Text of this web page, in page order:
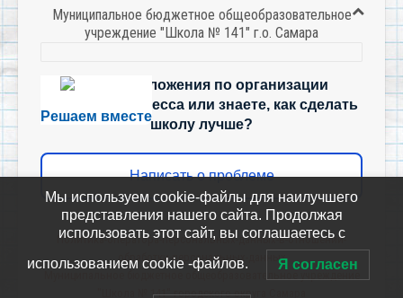
Муниципальное бюджетное общеобразовательное
учреждение "Школа № 141" г.о. Самара
Решаем вместе
Есть предложения по организации
учебного процесса или знаете, как сделать
школу лучше?
Написать о проблеме
Политика-оператора-персональных-данных-в-отношении-
обработки-персональных-данных
Муниципальное бюджетное общеобразовательное учреждение
"Школа № 141" городского округа Самара
Мы используем cookie-файлы для наилучшего
представления нашего сайта. Продолжая
использовать этот сайт, вы соглашаетесь с
использованием cookie -файлов. Я согласен